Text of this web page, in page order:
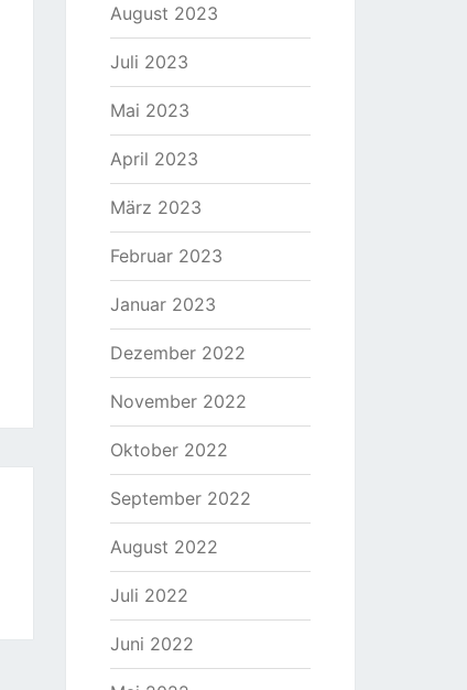
August 2023
Juli 2023
Mai 2023
April 2023
März 2023
Februar 2023
Januar 2023
Dezember 2022
November 2022
Oktober 2022
September 2022
August 2022
Juli 2022
Juni 2022